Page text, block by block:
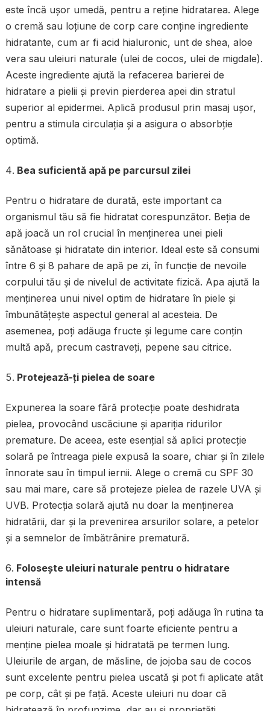
este încă ușor umedă, pentru a reține hidratarea. Alege
o cremă sau loțiune de corp care conține ingrediente
hidratante, cum ar fi acid hialuronic, unt de shea, aloe
vera sau uleiuri naturale (ulei de cocos, ulei de migdale).
Aceste ingrediente ajută la refacerea barierei de
hidratare a pielii și previn pierderea apei din stratul
superior al epidermei. Aplică produsul prin masaj ușor,
pentru a stimula circulația și a asigura o absorbție
optimă.
Bea suficientă apă pe parcursul zilei
Pentru o hidratare de durată, este important ca
organismul tău să fie hidratat corespunzător. Beția de
apă joacă un rol crucial în menținerea unei pieli
sănătoase și hidratate din interior. Ideal este să consumi
între 6 și 8 pahare de apă pe zi, în funcție de nevoile
corpului tău și de nivelul de activitate fizică. Apa ajută la
menținerea unui nivel optim de hidratare în piele și
îmbunătățește aspectul general al acesteia. De
asemenea, poți adăuga fructe și legume care conțin
multă apă, precum castraveți, pepene sau citrice.
Protejează-ți pielea de soare
Expunerea la soare fără protecție poate deshidrata
pielea, provocând uscăciune și apariția ridurilor
premature. De aceea, este esențial să aplici protecție
solară pe întreaga piele expusă la soare, chiar și în zilele
înnorate sau în timpul iernii. Alege o cremă cu SPF 30
sau mai mare, care să protejeze pielea de razele UVA și
UVB. Protecția solară ajută nu doar la menținerea
hidratării, dar și la prevenirea arsurilor solare, a petelor
și a semnelor de îmbătrânire prematură.
Folosește uleiuri naturale pentru o hidratare
intensă
Pentru o hidratare suplimentară, poți adăuga în rutina ta
uleiuri naturale, care sunt foarte eficiente pentru a
menține pielea moale și hidratată pe termen lung.
Uleiurile de argan, de măsline, de jojoba sau de cocos
sunt excelente pentru pielea uscată și pot fi aplicate atât
pe corp, cât și pe față. Aceste uleiuri nu doar că